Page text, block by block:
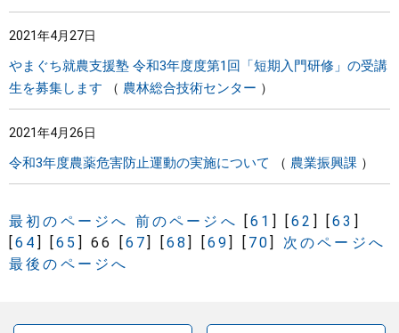
2021年4月27日
やまぐち就農支援塾 令和3年度度第1回「短期入門研修」の受講
生を募集します
農林総合技術センター
2021年4月26日
令和3年度農薬危害防止運動の実施について 農業振興課
最初のページへ 前のページへ [61 ] [62 ] [63 ]
[64 ] [65 ] 66 [67] [68] [69] [ 70]
次のページへ
最後のページへ